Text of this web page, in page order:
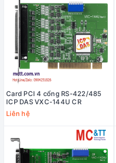
Card PCI 4 cổng RS-422/485
ICP DAS VXC-144U CR
Liên hệ